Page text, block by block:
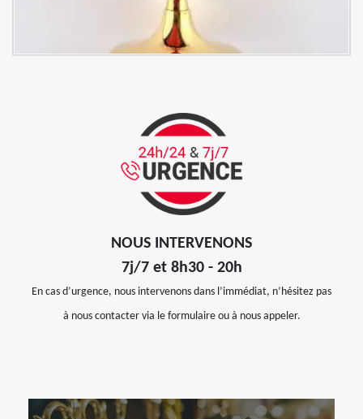
NOUS INTERVENONS
7j/7 et 8h30 - 20h
En cas d’urgence, nous intervenons dans l’immédiat, n’hésitez pas
à nous contacter via le formulaire ou à nous appeler.